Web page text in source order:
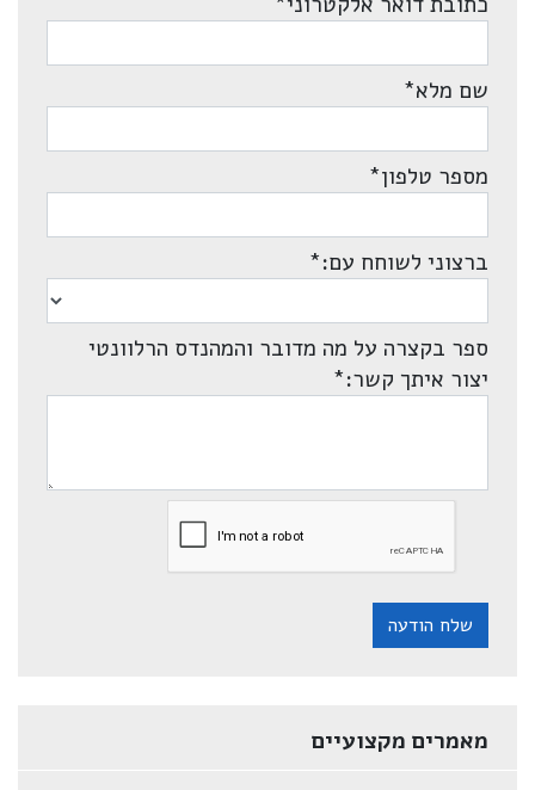
שם מלא*
מספר טלפון*
ברצוני לשוחח עם:*
ספר בקצרה על מה מדובר והמהנדס הרלוונטי
יצור איתך קשר:*
שלח הודעה
מאמרים מקצועיים